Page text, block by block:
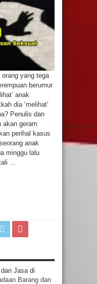
yang tega
berumur
anak
dia ‘melihat’
Penulis dan
akan geram
perihal kasus
anak
minggu lalu
...
Jasa di
Barang dan